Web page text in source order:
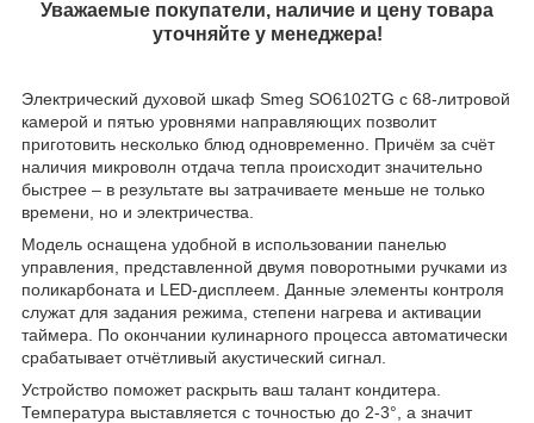
Уважаемые покупатели, наличие и цену товара
уточняйте у менеджера!
Электрический духовой шкаф Smeg SO6102TG с 68-литровой
камерой и пятью уровнями направляющих позволит
приготовить несколько блюд одновременно. Причём за счёт
наличия микроволн отдача тепла происходит значительно
быстрее – в результате вы затрачиваете меньше не только
времени, но и электричества.
Модель оснащена удобной в использовании панелью
управления, представленной двумя поворотными ручками из
поликарбоната и LED-дисплеем. Данные элементы контроля
служат для задания режима, степени нагрева и активации
таймера. По окончании кулинарного процесса автоматически
срабатывает отчётливый акустический сигнал.
Устройство поможет раскрыть ваш талант кондитера.
Температура выставляется с точностью до 2-3°, а значит